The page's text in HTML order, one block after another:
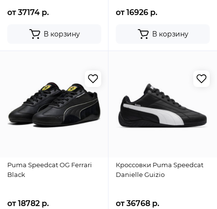
от 37174 р.
В корзину
от 16926 р.
В корзину
Puma Speedcat OG Ferrari
Black
от 18782 р.
Кроссовки Puma Speedcat
Danielle Guizio
от 36768 р.